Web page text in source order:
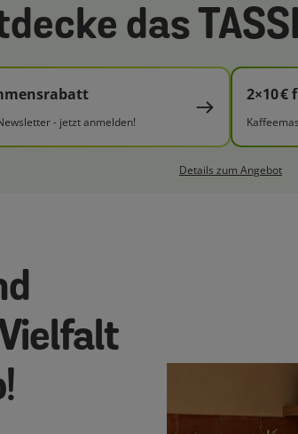
das
- jetzt anmelden!
2×10 €
Details zum Angebot